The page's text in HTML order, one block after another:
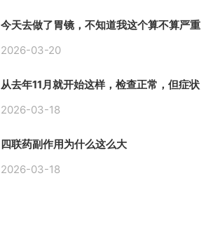
今天去做了胃镜，不知道我这个算不算严重
2026-03-20
从去年11月就开始这样，检查正常，但症状
是一直有食物发酵气体的难受感，打出来就
2026-03-18
四联药副作用为什么这么大
2026-03-18